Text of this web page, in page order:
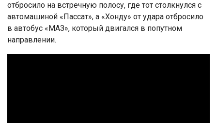
отбросило на встречную полосу, где тот столкнулся с
автомашиной «Пассат», а «Хонду» от удара отбросило
в автобус «МАЗ», который двигался в попутном
направлении.